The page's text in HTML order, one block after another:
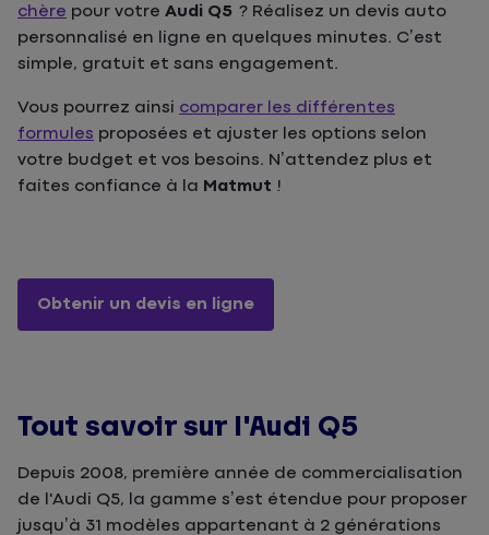
chère pour votre Audi Q5 ? Réalisez un devis auto
personnalisé en ligne en quelques minutes. C’est
simple, gratuit et sans engagement.
Vous pourrez ainsi comparer les différentes
formules proposées et ajuster les options selon
votre budget et vos besoins. N’attendez plus et
faites confiance à la Matmut !
Obtenir un devis en ligne
Tout savoir sur l'Audi Q5
Depuis 2008, première année de commercialisation
de l'Audi Q5, la gamme s’est étendue pour proposer
jusqu’à 31 modèles appartenant à 2 générations